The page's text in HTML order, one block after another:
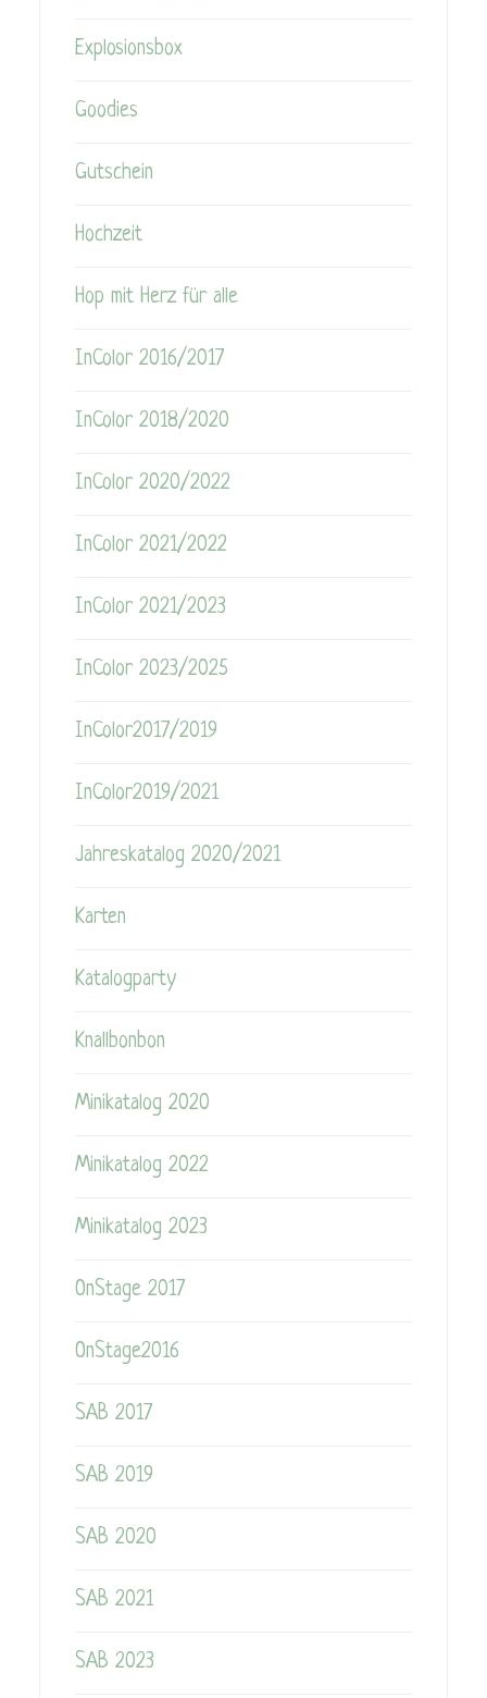
Explosionsbox
Goodies
Gutschein
Hochzeit
Hop mit Herz für alle
InColor 2016/2017
InColor 2018/2020
InColor 2020/2022
InColor 2021/2022
InColor 2021/2023
InColor 2023/2025
InColor2017/2019
InColor2019/2021
Jahreskatalog 2020/2021
Karten
Katalogparty
Knallbonbon
Minikatalog 2020
Minikatalog 2022
Minikatalog 2023
OnStage 2017
OnStage2016
SAB 2017
SAB 2019
SAB 2020
SAB 2021
SAB 2023